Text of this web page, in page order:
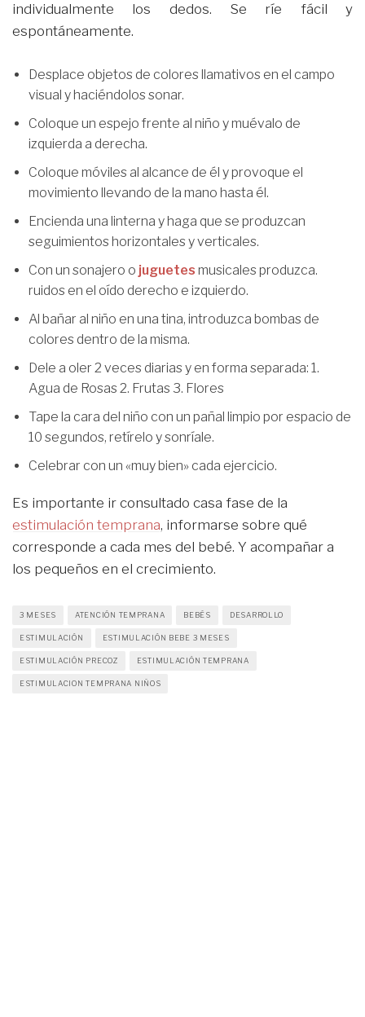
individualmente los dedos. Se ríe fácil y
espontáneamente.
Desplace objetos de colores llamativos en el campo
visual y haciéndolos sonar.
Coloque un espejo frente al niño y muévalo de
izquierda a derecha.
Coloque móviles al alcance de él y provoque el
movimiento llevando de la mano hasta él.
Encienda una linterna y haga que se produzcan
seguimientos horizontales y verticales.
Con un sonajero o juguetes musicales produzca.
ruidos en el oído derecho e izquierdo.
Al bañar al niño en una tina, introduzca bombas de
colores dentro de la misma.
Dele a oler 2 veces diarias y en forma separada: 1.
Agua de Rosas 2. Frutas 3. Flores
Tape la cara del niño con un pañal limpio por espacio de
10 segundos, retírelo y sonríale.
Celebrar con un «muy bien» cada ejercicio.
Es importante ir consultado casa fase de la
estimulación temprana, informarse sobre qué
corresponde a cada mes del bebé. Y acompañar a
los pequeños en el crecimiento.
3 MESES ATENCIÓN TEMPRANA BEBÉS DESARROLLO
ESTIMULACIÓN ESTIMULACIÓN BEBE 3 MESES
ESTIMULACIÓN PRECOZ ESTIMULACIÓN TEMPRANA
ESTIMULACION TEMPRANA NIÑOS